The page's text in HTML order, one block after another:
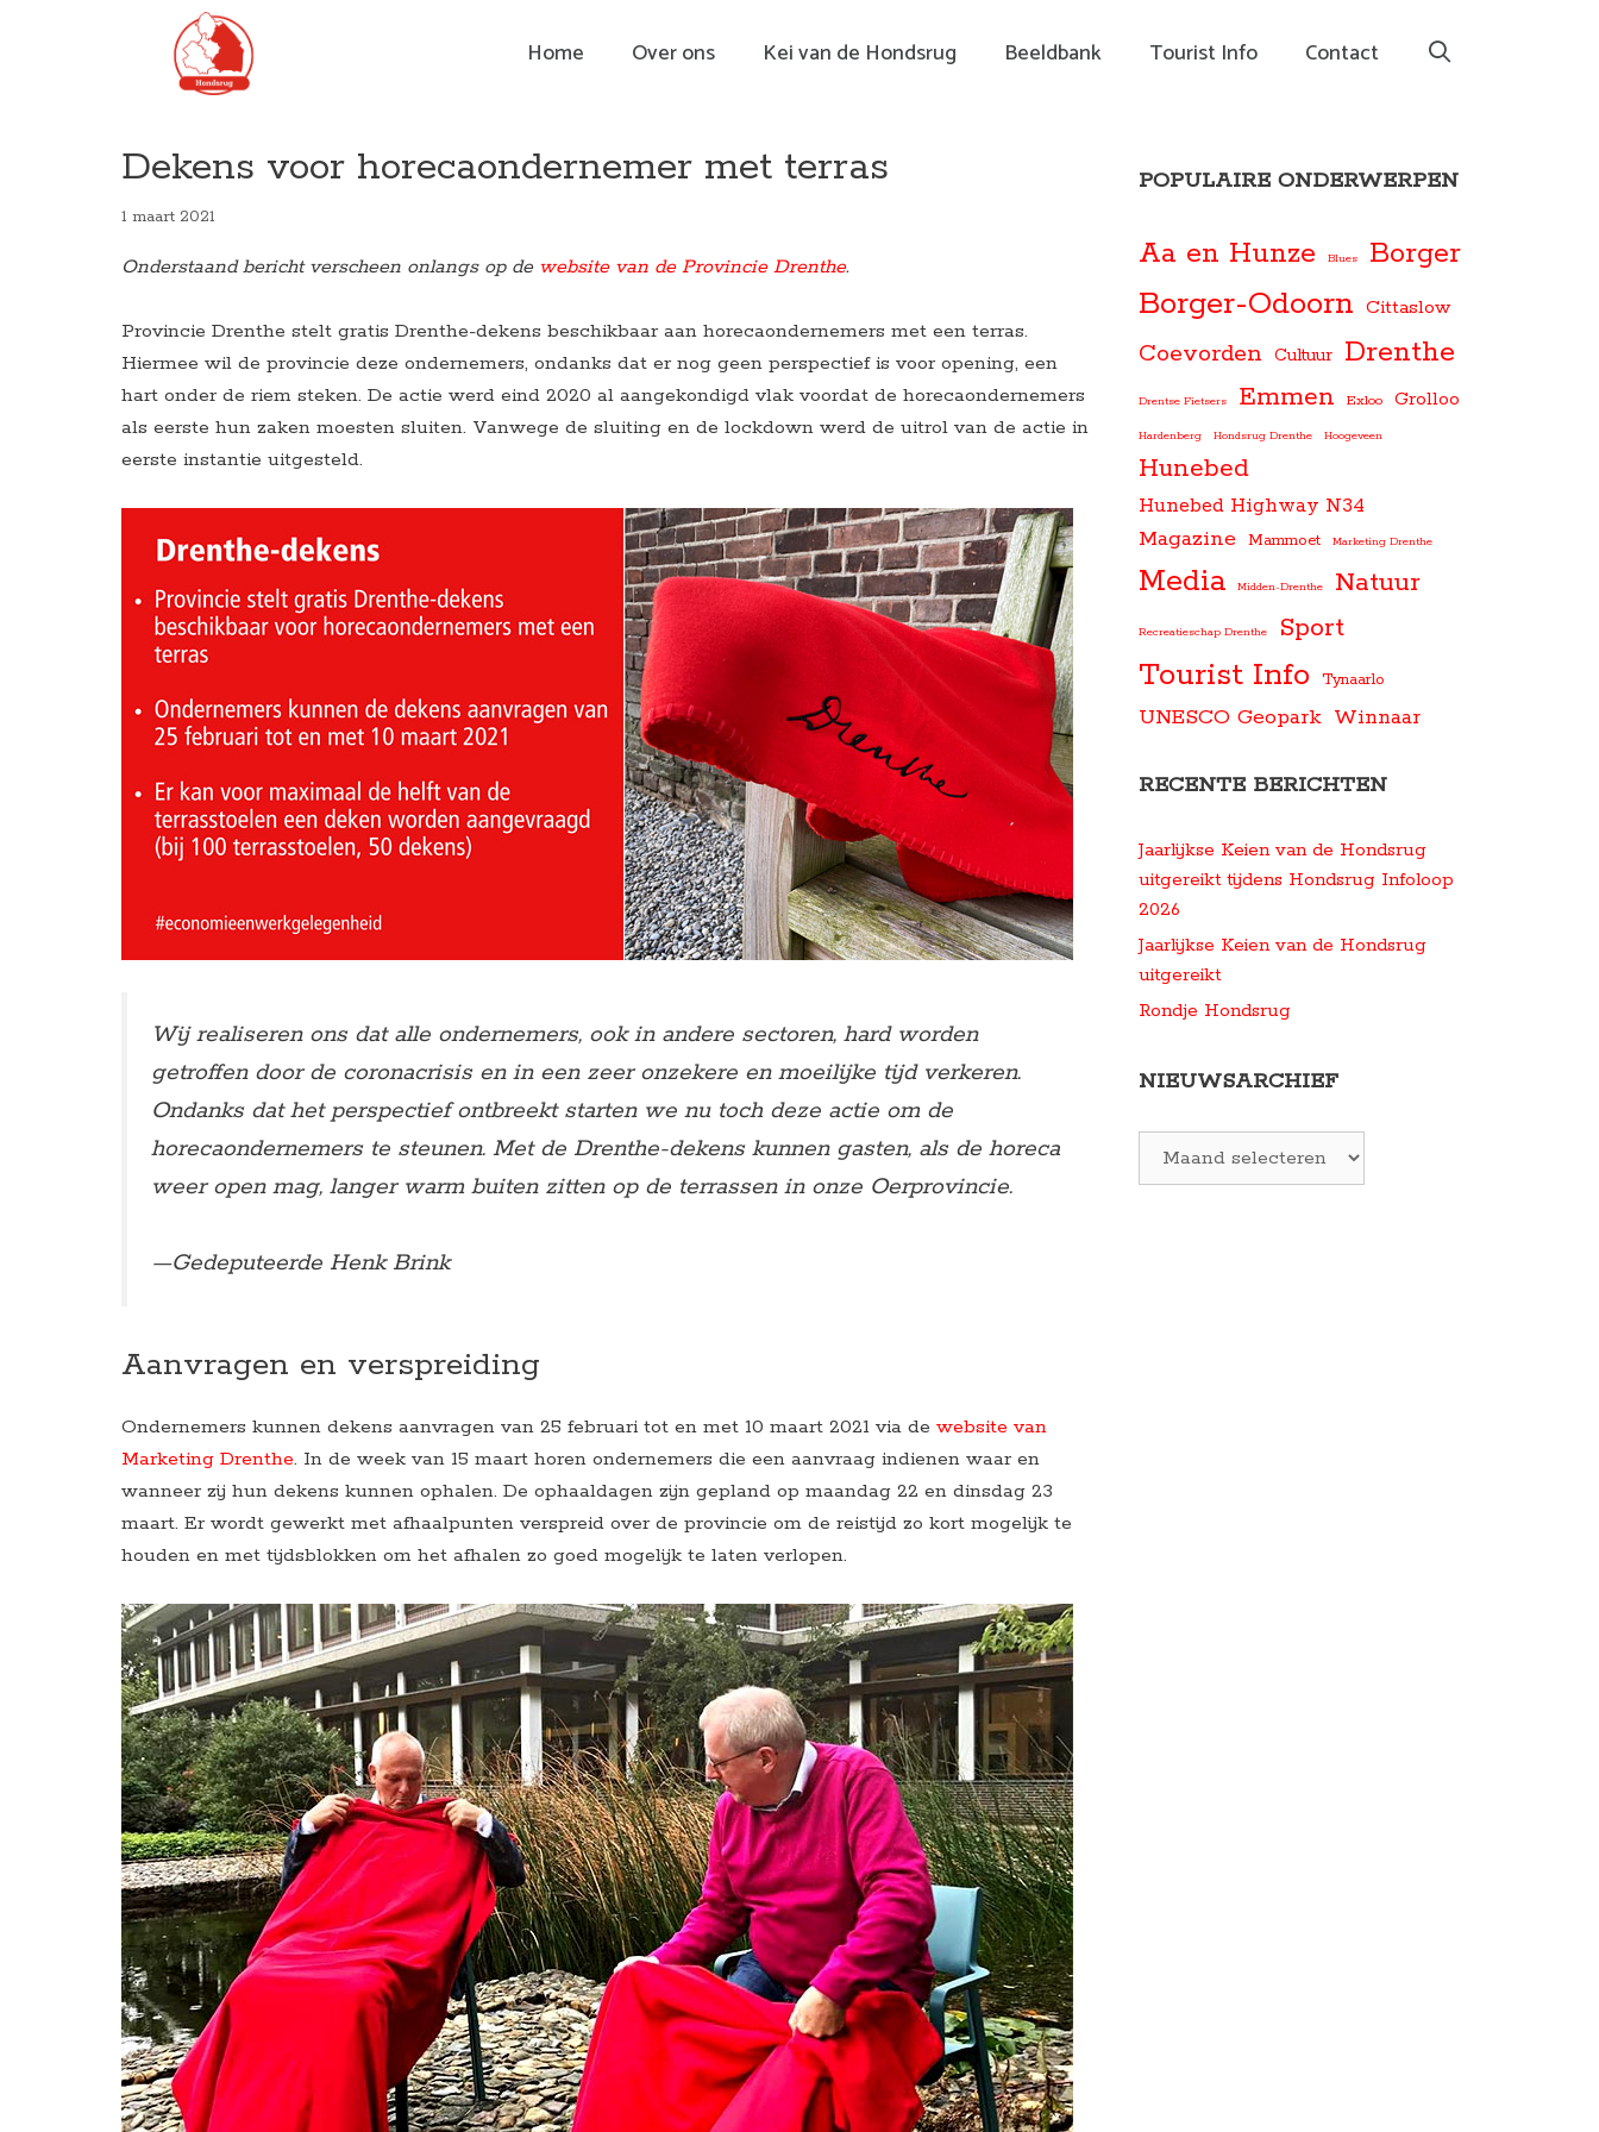
Home Over ons Kei van de Hondsrug Beeldbank Tourist Info Contact
Dekens voor horecaondernemer met terras
1 maart 2021
Onderstaand bericht verscheen onlangs op de website van de Provincie Drenthe.
Provincie Drenthe stelt gratis Drenthe-dekens beschikbaar aan horecaondernemers met een terras.
Hiermee wil de provincie deze ondernemers, ondanks dat er nog geen perspectief is voor opening, een
hart onder de riem steken. De actie werd eind 2020 al aangekondigd vlak voordat de horecaondernemers
als eerste hun zaken moesten sluiten. Vanwege de sluiting en de lockdown werd de uitrol van de actie in
eerste instantie uitgesteld.
Wij realiseren ons dat alle ondernemers, ook in andere sectoren, hard worden
getroffen door de coronacrisis en in een zeer onzekere en moeilijke tijd verkeren.
Ondanks dat het perspectief ontbreekt starten we nu toch deze actie om de
horecaondernemers te steunen. Met de Drenthe-dekens kunnen gasten, als de horeca
weer open mag, langer warm buiten zitten op de terrassen in onze Oerprovincie.
—Gedeputeerde Henk Brink
Aanvragen en verspreiding
Ondernemers kunnen dekens aanvragen van 25 februari tot en met 10 maart 2021 via de website van
Marketing Drenthe. In de week van 15 maart horen ondernemers die een aanvraag indienen waar en
wanneer zij hun dekens kunnen ophalen. De ophaaldagen zijn gepland op maandag 22 en dinsdag 23
maart. Er wordt gewerkt met afhaalpunten verspreid over de provincie om de reistijd zo kort mogelijk te
houden en met tijdsblokken om het afhalen zo goed mogelijk te laten verlopen.
POPULAIRE ONDERWERPEN
Aa en Hunze Blues Borger
Borger-Odoorn Cittaslow
Coevorden Cultuur Drenthe
Drentse Fietsers Emmen Exloo Grolloo
Hardenberg Hondsrug Drenthe Hoogeveen
Hunebed
Hunebed Highway N34
Magazine Mammoet Marketing Drenthe
Media Midden-Drenthe Natuur
Recreatieschap Drenthe Sport
Tourist Info Tynaarlo
UNESCO Geopark Winnaar
RECENTE BERICHTEN
Jaarlijkse Keien van de Hondsrug
uitgereikt tijdens Hondsrug Infoloop
2026
Jaarlijkse Keien van de Hondsrug
uitgereikt
Rondje Hondsrug
NIEUWSARCHIEF